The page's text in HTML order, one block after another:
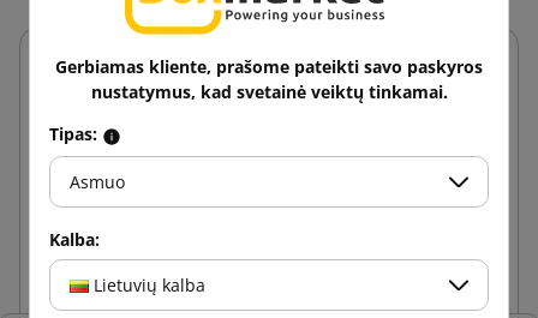
Gerbiamas kliente, prašome pateikti savo paskyros
nustatymus, kad svetainė veiktų tinkamai.
Tipas:
Asmuo
Kalba:
Lietuvių kalba